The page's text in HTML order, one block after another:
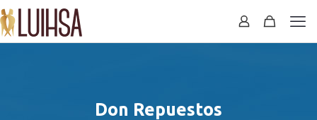
Don Repuestos